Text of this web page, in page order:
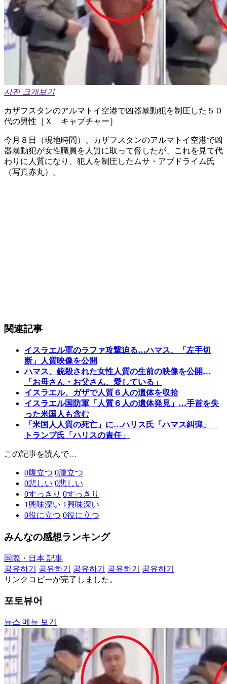
사진 크게보기
カザフスタンのアルマトイ空港で凶器暴動犯を制圧した５０
代の男性［Ｘ キャプチャー］
今月８日（現地時間）、カザフスタンのアルマトイ空港で凶
器暴動犯が女性職員を人質に取って脅したが、これを見て代
わりに人質になり、犯人を制圧したムサ・アブドライム氏
（写真赤丸）。
関連記事
イスラエル軍のラファ攻撃迫る…ハマス、「左手切
断」人質映像を公開
ハマス、銃殺された女性人質の生前の映像を公開…
「お母さん・お父さん、愛している」
イスラエル、ガザで人質６人の遺体を収拾
イスラエル国防軍「人質６人の遺体発見」…手首を失
った米国人も含む
「米国人人質の死亡」に…ハリス氏「ハマス糾弾」
トランプ氏「ハリスの責任」
この記事を読んで…
0腹立つ 0腹立つ
0悲しい 0悲しい
0すっきり 0すっきり
1興味深い 1興味深い
0役に立つ 0役に立つ
みんなの感想ランキング
国際・日本 記事
공유하기
공유하기 공유하기 공유하기
공유하기
リンクコピーが完了しました。
포토뷰어
뉴스 메뉴 보기